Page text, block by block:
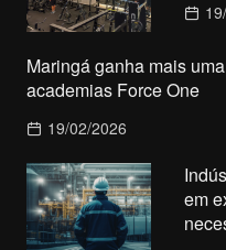
Maringá ganha mais
academias Force One
19/02/2026
em